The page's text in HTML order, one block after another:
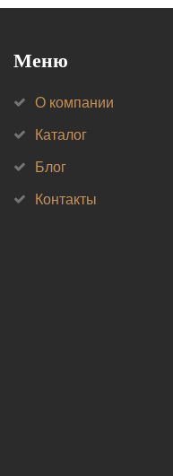
Меню
О компании
Каталог
Блог
Контакты